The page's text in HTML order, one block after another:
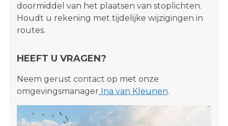
doormiddel van het plaatsen van stoplichten.
Houdt u rekening met tijdelijke wijzigingen in
routes.
HEEFT U VRAGEN?
Neem gerust contact op met onze
omgevingsmanager Ina van Kleunen.